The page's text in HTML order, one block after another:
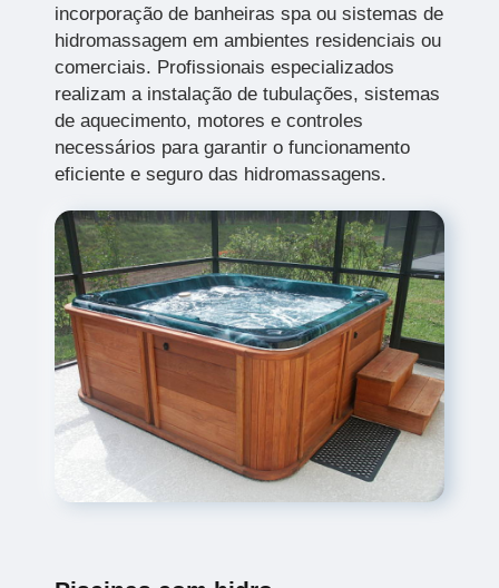
incorporação de banheiras spa ou sistemas de
hidromassagem em ambientes residenciais ou
comerciais. Profissionais especializados
realizam a instalação de tubulações, sistemas
de aquecimento, motores e controles
necessários para garantir o funcionamento
eficiente e seguro das hidromassagens.